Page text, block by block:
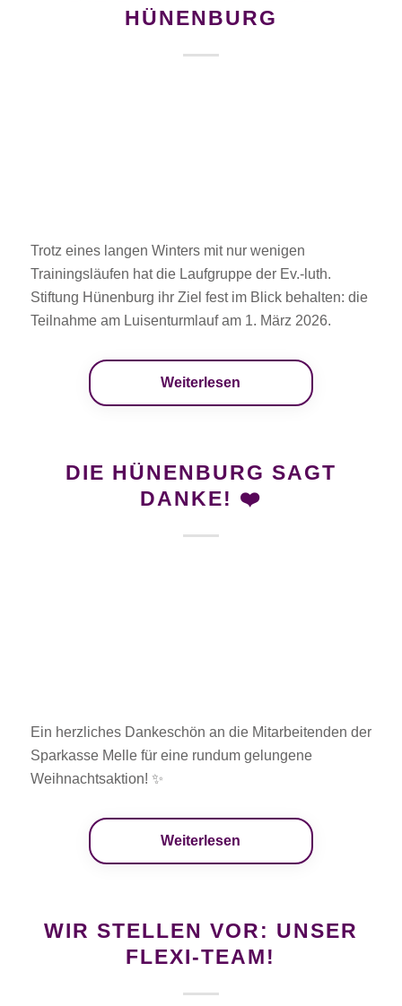
HÜNENBURG
Trotz eines langen Winters mit nur wenigen
Trainingsläufen hat die Laufgruppe der Ev.-luth.
Stiftung Hünenburg ihr Ziel fest im Blick behalten: die
Teilnahme am Luisenturmlauf am 1. März 2026.
Weiterlesen
DIE HÜNENBURG SAGT
DANKE! ❤️
Ein herzliches Dankeschön an die Mitarbeitenden der
Sparkasse Melle für eine rundum gelungene
Weihnachtsaktion! ✨
Weiterlesen
WIR STELLEN VOR: UNSER
FLEXI-TEAM!